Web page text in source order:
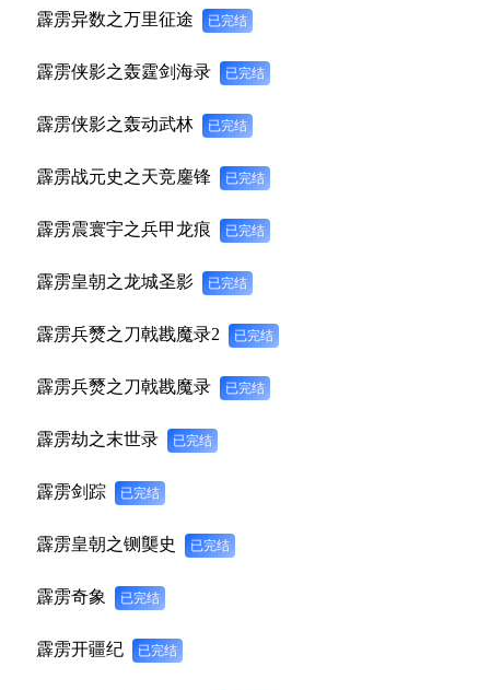
霹雳异数之万里征途 已完结
霹雳侠影之轰霆剑海录 已完结
霹雳侠影之轰动武林 已完结
霹雳战元史之天竞鏖锋 已完结
霹雳震寰宇之兵甲龙痕 已完结
霹雳皇朝之龙城圣影 已完结
霹雳兵燹之刀戟戡魔录2 已完结
霹雳兵燹之刀戟戡魔录 已完结
霹雳劫之末世录 已完结
霹雳剑踪 已完结
霹雳皇朝之铡龑史 已完结
霹雳奇象 已完结
霹雳开疆纪 已完结